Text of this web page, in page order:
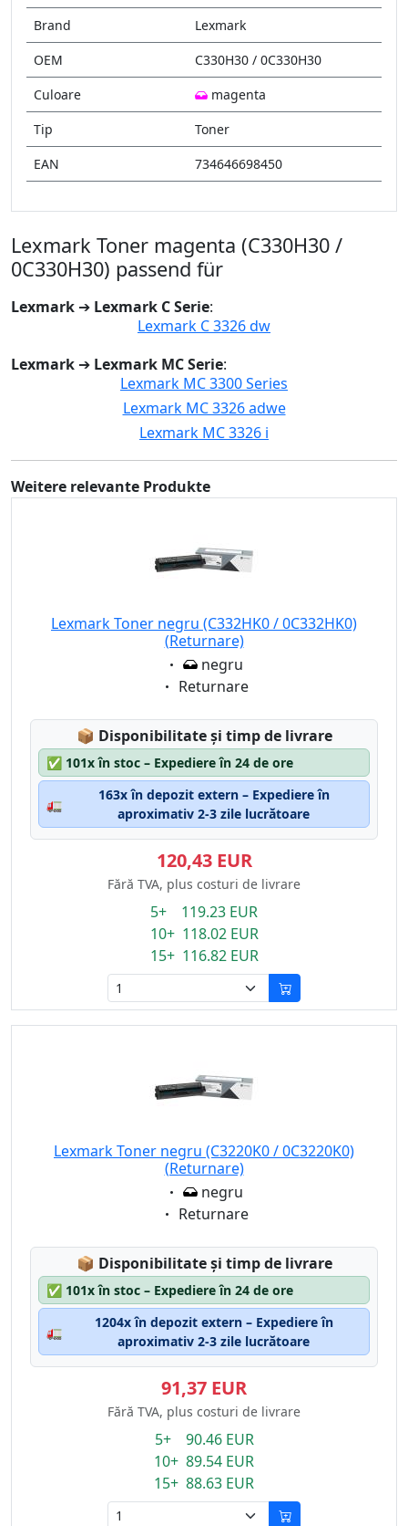
Brand
Lexmark
OEM
C330H30 / 0C330H30
Culoare
magenta
Tip
Toner
EAN
734646698450
Lexmark Toner magenta (C330H30 /
0C330H30) passend für
Lexmark ➔ Lexmark C Serie:
Lexmark C 3326 dw
Lexmark ➔ Lexmark MC Serie:
Lexmark MC 3300 Series
Lexmark MC 3326 adwe
Lexmark MC 3326 i
Weitere relevante Produkte
Lexmark Toner negru (C332HK0 / 0C332HK0)
(Returnare)
Eigenschaft:
negru
Eigenschaft:
Returnare
📦 Lagerstatus:
Disponibilitate și timp de livrare
✅ 101x în stoc – Expediere în 24 de ore
🚛
163x în depozit extern – Expediere în
aproximativ 2-3 zile lucrătoare
120,43 EUR
Fără TVA, plus costuri de livrare
5+ 119.23 EUR
10+ 118.02 EUR
15+ 116.82 EUR
Lexmark Toner negru (C3220K0 / 0C3220K0)
(Returnare)
Eigenschaft:
negru
Eigenschaft:
Returnare
📦 Lagerstatus:
Disponibilitate și timp de livrare
✅ 101x în stoc – Expediere în 24 de ore
🚛
1204x în depozit extern – Expediere în
aproximativ 2-3 zile lucrătoare
91,37 EUR
Fără TVA, plus costuri de livrare
5+ 90.46 EUR
10+ 89.54 EUR
15+ 88.63 EUR